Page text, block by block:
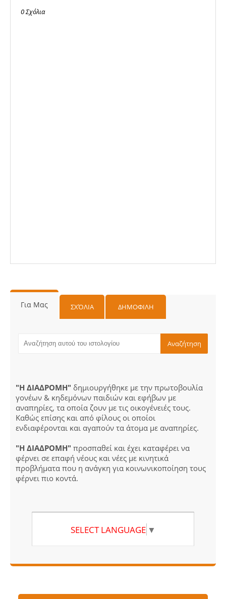
0 Σχόλια
Για Μας ΣΧΌΛΙΑ ΔΗΜΟΦΙΛΗ
"Η ΔΙΑΔΡΟΜΗ" δημιουργήθηκε με την πρωτοβουλία
γονέων & κηδεμόνων παιδιών και εφήβων με
αναπηρίες, τα οποία ζουν με τις οικογένειές τους.
Καθώς επίσης και από φίλους οι οποίοι
ενδιαφέρονται και αγαπούν τα άτομα με αναπηρίες.
"Η ΔΙΑΔΡΟΜΗ" προσπαθεί και έχει καταφέρει να
φέρνει σε επαφή νέους και νέες με κινητικά
προβλήματα που η ανάγκη για κοινωνικοποίηση τους
φέρνει πιο κοντά.
SELECT LANGUAGE ▼